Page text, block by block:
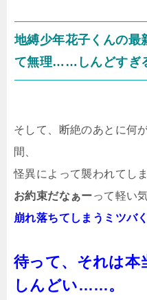
地縛少年花子くんの最
て無理……しんどす
そして、断絶のあとに何
間、
怪異によって襲われてし
お約束だなぁーって軽い
崩れ落ちてしまうミツバ
待って、それは
しんどい……。